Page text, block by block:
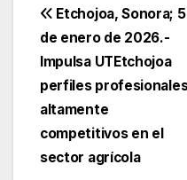
Navegación
de
entradas
Etchojoa, Sonora; 5
de enero de 2026.-
Impulsa UTEtchojoa
perfiles
altamente
competitivos en el
sector agrícola